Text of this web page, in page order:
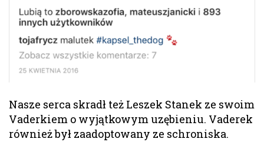
Nasze serca skradł też Leszek Stanek ze swoim
Vaderkiem o wyjątkowym uzębieniu. Vaderek
również był zaadoptowany ze schroniska.